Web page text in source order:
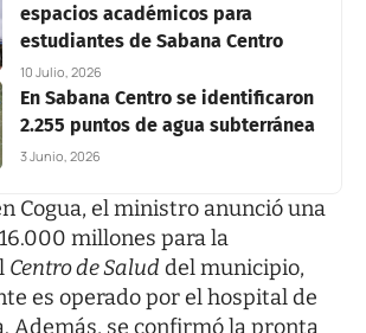
espacios académicos para
estudiantes de Sabana Centro
10 Julio, 2026
En Sabana Centro se identificaron
2.255 puntos de agua subterránea
3 Junio, 2026
Cogua, el ministro anunció una
millones para la
Centro de Salud del municipio,
es operado por el hospital de
Además, se confirmó la pronta